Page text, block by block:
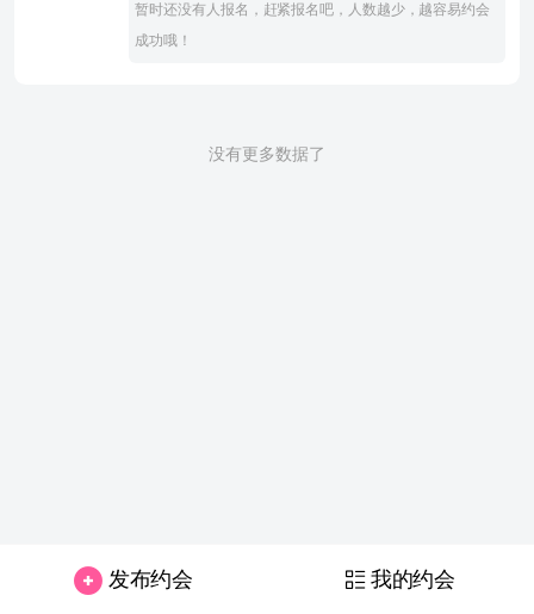
暂时还没有人报名，赶紧报名吧，人数越少，越容易约会
成功哦！
没有更多数据了
发布约会 我的约会